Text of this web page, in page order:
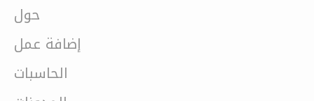
حول
إضافة عمل
الحاسبات